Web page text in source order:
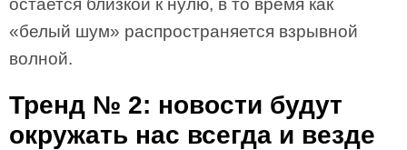
остается близкой к нулю, в то время как
«белый шум» распространяется взрывной
волной.
Тренд № 2: новости будут
окружать нас всегда и везде